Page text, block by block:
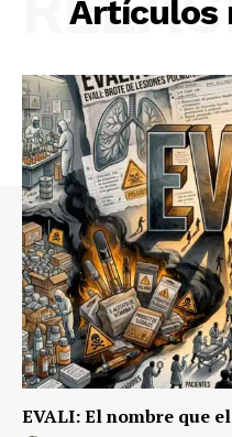
Artículos
EVALI: El nombre que